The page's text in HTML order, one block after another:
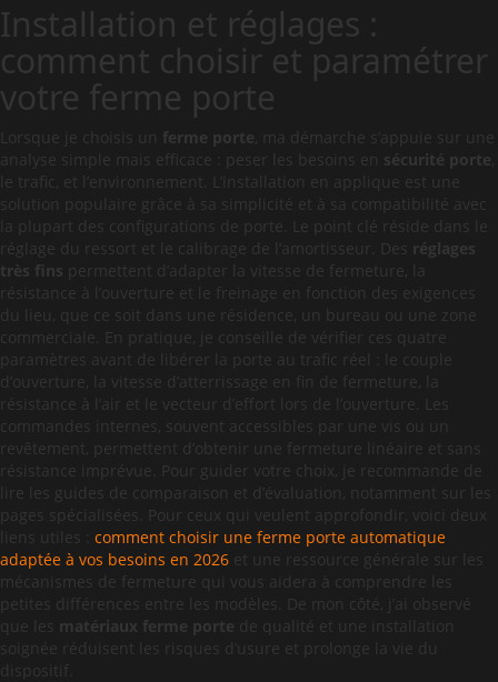
Installation et réglages :
comment choisir et paramétrer
votre ferme porte
Lorsque je choisis un ferme porte , ma démarche s’appuie sur une
analyse simple mais efficace : peser les besoins en sécurité porte
le trafic, et l’environnement. L’installation en applique est une
solution populaire grâce à sa simplicité et à sa compatibilité avec
la plupart des configurations de porte. Le point clé réside dans le
réglage du ressort et le calibrage de l’amortisseur. Des réglages
très fins permettent d’adapter la vitesse de fermeture, la
résistance à l’ouverture et le freinage en fonction des exigences
du lieu, que ce soit dans une résidence, un bureau ou une zone
commerciale. En pratique, je conseille de vérifier ces quatre
paramètres avant de libérer la porte au trafic réel : le couple
d’ouverture, la vitesse d’atterrissage en fin de fermeture, la
résistance à l’air et le vecteur d’effort lors de l’ouverture. Les
commandes internes, souvent accessibles par une vis ou un
revêtement, permettent d’obtenir une fermeture linéaire et sans
résistance imprévue. Pour guider votre choix, je recommande de
lire les guides de comparaison et d’évaluation, notamment sur les
pages spécialisées. Pour ceux qui veulent approfondir, voici deux
liens utiles : comment choisir une ferme porte automatique
adaptée à vos besoins en 2026 et une ressource générale sur les
mécanismes de fermeture qui vous aidera à comprendre les
petites différences entre les modèles. De mon côté, j’ai observé
que les matériaux ferme porte de qualité et une installation
soignée réduisent les risques d’usure et prolonge la vie du
dispositif.